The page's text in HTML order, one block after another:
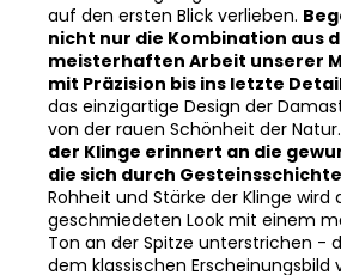
nicht nur die Kombination aus
meisterhaften Arbeit unserer
mit Präzision bis ins letzte Detail
das einzigartige Design der
von der rauen Schönheit der
der Klinge erinnert an die
die sich durch
Rohheit und Stärke der Klinge wird
geschmiedeten Look mit einem
Ton an der Spitze unterstrichen -
dem klassischen
Damaststahl.